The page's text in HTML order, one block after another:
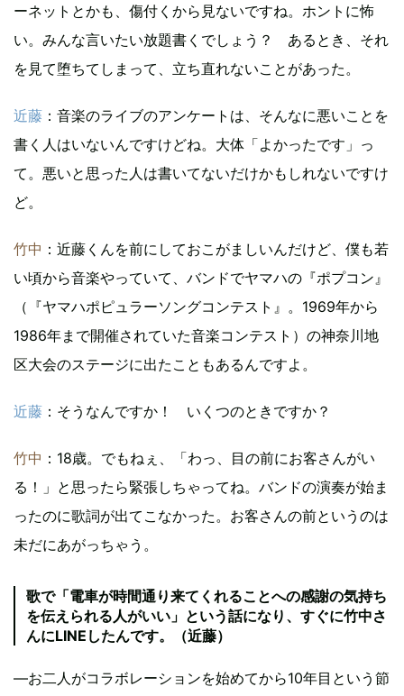
ーネットとかも、傷付くから見ないですね。ホントに怖
い。みんな言いたい放題書くでしょう？ あるとき、それ
を見て堕ちてしまって、立ち直れないことがあった。
近藤 ：音楽のライブのアンケートは、そんなに悪いことを
書く人はいないんですけどね。大体「よかったです」っ
て。悪いと思った人は書いてないだけかもしれないですけ
ど。
竹中 ：近藤くんを前にしておこがましいんだけど、僕も若
い頃から音楽やっていて、バンドでヤマハの『ポプコン』
（『ヤマハポピュラーソングコンテスト』。1969年から
1986年まで開催されていた音楽コンテスト）の神奈川地
区大会のステージに出たこともあるんですよ。
近藤 ：そうなんですか！ いくつのときですか？
竹中 ：18歳。でもねぇ、「わっ、目の前にお客さんがい
る！」と思ったら緊張しちゃってね。バンドの演奏が始ま
ったのに歌詞が出てこなかった。お客さんの前というのは
未だにあがっちゃう。
歌で「電車が時間通り来てくれることへの感謝の気持ち
を伝えられる人がいい」という話になり、すぐに竹中さ
んにLINEしたんです。（近藤）
―お二人がコラボレーションを始めてから10年目という節